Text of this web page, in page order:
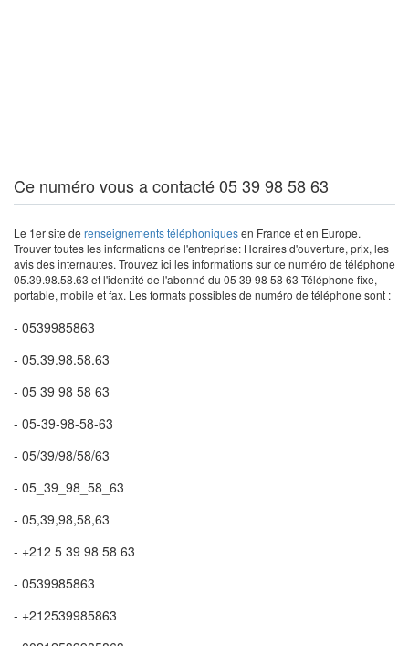
Ce numéro vous a contacté 05 39 98 58 63
Le 1er site de renseignements téléphoniquesen France et en Europe.
Trouver toutes les informations de l'entreprise: Horaires d'ouverture, prix, les
avis des internautes. Trouvez ici les informations sur ce numéro de téléphone
05.39.98.58.63 et l'identité de l'abonné du 05 39 98 58 63 Téléphone fixe,
portable, mobile et fax. Les formats possibles de numéro de téléphone sont :
- 0539985863
- 05.39.98.58.63
- 05 39 98 58 63
- 05-39-98-58-63
- 05/39/98/58/63
- 05_39_98_58_63
- 05,39,98,58,63
- +212 5 39 98 58 63
- 0539985863
- +212539985863